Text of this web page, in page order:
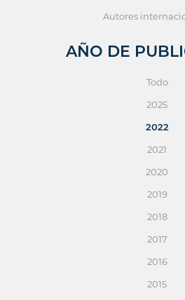
Autores
AÑO DE
Todo
2025
2022
2021
2020
2019
2018
2017
2016
2015